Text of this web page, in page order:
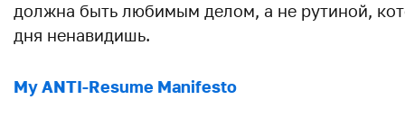
должна быть любимым делом, а не рутиной,
дня ненавидишь.
My ANTI-Resume Manifesto